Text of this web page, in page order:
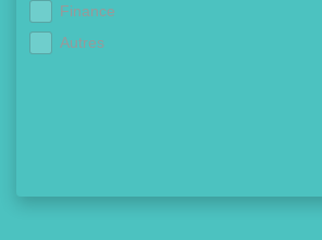
Finance
Autres